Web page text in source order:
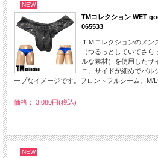
NEW
TMコレクション WET
065533
ＴＭコレクションのメン
（つるっとしていてさ
ルな素材）を使用したサ
ニ。サイドが細めでバル
ープなイメージです。フロントフルシーム。M/L
価格： 3,080円(税込)
NEW